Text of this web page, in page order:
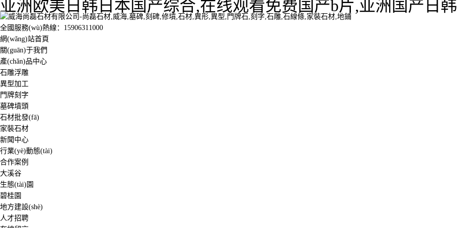
亚洲欧美日韩日本国产综合,在线观看免费国产b片,亚洲国产日
全國服務(wù)熱線： 15906311000
網(wǎng)站首頁
關(guān)于我們
產(chǎn)品中心
石雕浮雕
異型加工
門牌刻字
墓碑墳頭
石材批發(fā)
家裝石材
新聞中心
行業(yè)動態(tài)
合作案例
大溪谷
生態(tài)園
碧桂園
地方建設(shè)
人才招聘